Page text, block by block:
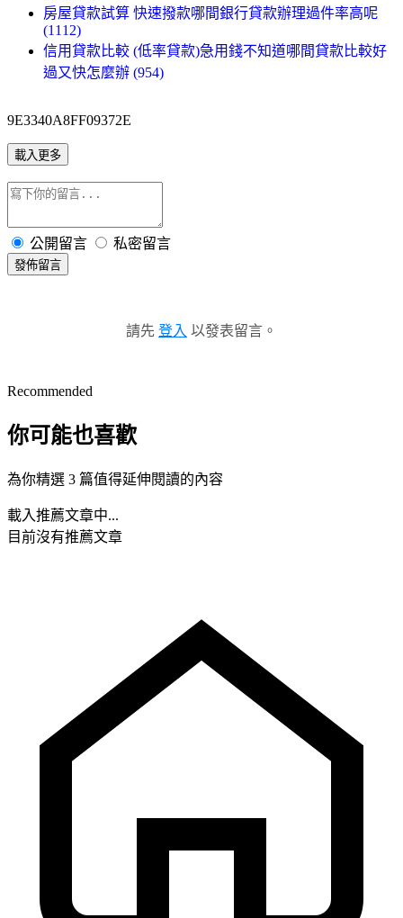
房屋貸款試算 快速撥款哪間銀行貸款辦理過件率高呢
(1112)
信用貸款比較 (低率貸款)急用錢不知道哪間貸款比較好
過又快怎麼辦 (954)
9E3340A8FF09372E
載入更多
公開留言 私密留言
發佈留言
請先 登入 以發表留言。
Recommended
你可能也喜歡
為你精選 3 篇值得延伸閱讀的內容
載入推薦文章中...
目前沒有推薦文章